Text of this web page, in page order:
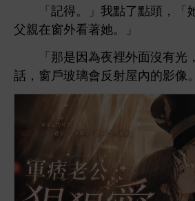
「記得。」
點 點 ，「
父親
著
。」
「
因為夜裡 面沒 ，
話，
戶玻璃 反射 像。